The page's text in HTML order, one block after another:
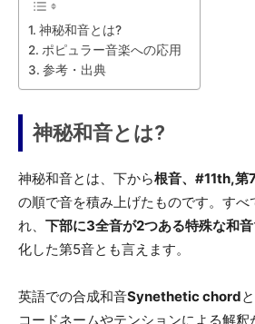
神秘和音とは?
ポピュラー音楽への応用
参考・出典
神秘和音とは?
神秘和音とは、下から根音、#11th,
の順で音を積み上げたものです。すべ
れ、 下部に3全音が2つある特殊な和音
化した第5音とも言えます。
英語での合成和音Synethetic chord
コードネームやテンションによる解釈